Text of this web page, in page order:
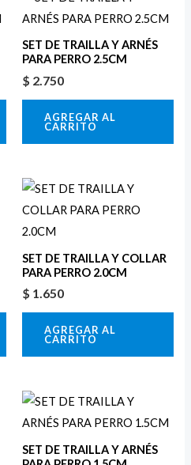
SET DE TRAILLA Y ARNÉS
PARA PERRO 2.5CM
$ 2.750
AGREGAR AL
CARRITO
SET DE TRAILLA Y COLLAR
PARA PERRO 2.0CM
$ 1.650
AGREGAR AL
CARRITO
SET DE TRAILLA Y ARNÉS